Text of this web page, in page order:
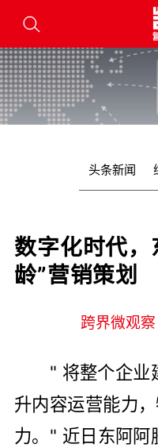
头条新闻
数字化时代，
龄”营销策划
跨界微观察
" 将整个企业
升内容运营能力
力。" 近日东阿阿